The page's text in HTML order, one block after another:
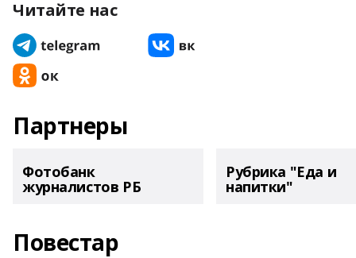
Читайте нас
Партнеры
Фотобанк
журналистов РБ
Рубрика "Еда и
напитки"
Повестар